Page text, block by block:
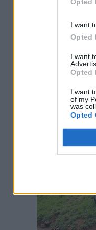
I want
Opted
I want
Opted
I want
of my
was
Opted